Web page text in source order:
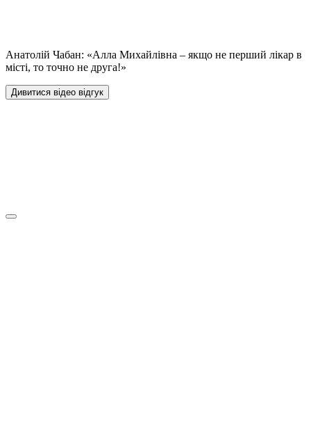
Анатолій Чабан: «Алла Михайлівна – якщо не перший лікар в
місті, то точно не друга!»
Дивитися відео відгук